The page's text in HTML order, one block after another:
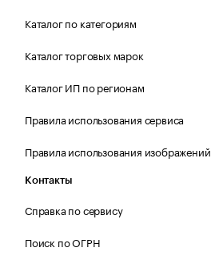
Каталог по категориям
Каталог торговых марок
Каталог ИП по регионам
Правила использования сервиса
Правила использования изображений
Контакты
Справка по сервису
Поиск по ОГРН